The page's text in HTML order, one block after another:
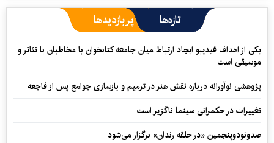
تازه‌ها پربازدیدها
یکی از اهداف فیدیبو ایجاد ارتباط میان جامعه کتابخوان با مخاطبان با تئاتر و
موسیقی است
پژوهشی نوآورانه درباره نقش هنر در ترمیم و بازسازی جوامع پس از فاجعه
تغییرات در حکمرانی سینما ناگزیر است
صدونودوپنجمین «در حلقه رندان» برگزار می‌شود